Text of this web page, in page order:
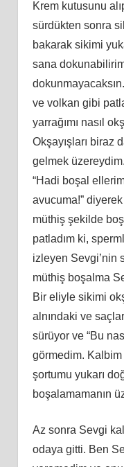
Krem kutusunu
sürdükten sonra
bakarak sikimi
sana
ve volkan gibi
yarrağımı nasıl
Okşayışları biraz
gelmek
“Hadi boşal
avucuma!”
müthiş şekilde
patladım ki,
izleyen Sevgi’nin
müthiş boşalma
Bir eliyle sikimi
alnındaki ve
sürüyor ve “Bu
görmedim.
şortumu yukarı
boşalamamanın
Az sonra Sevgi
odaya gitti. Ben